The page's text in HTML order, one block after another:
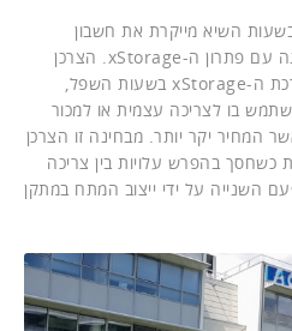
השיא מייקרת את חשבון
החשמל וכאן איטון נכנסת לתמונה עם פתרון ה-xStorage. הצרכן
יכול להטעין את המצברים במערכת ה-xStorage בשעות השפל,
בו לצריכה עצמית או למכור
יקר יותר. מבחינה זו הצרכן
כשחסך בהפרש עלויות בין צריכה
השנייה על ידי ייצוב המתח במתקן